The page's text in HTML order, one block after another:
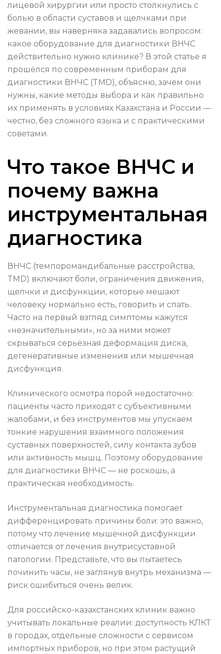
лицевой хирургии или просто столкнулись с
болью в области суставов и щелчками при
жевании, вы наверняка задавались вопросом:
какое оборудование для диагностики ВНЧС
действительно нужно клинике? В этой статье я
прошёлся по современным приборам для
диагностики ВНЧС (TMD), объясню, зачем они
нужны, какие методы выбора и как правильно
их применять в условиях Казахстана и России —
честно, без сложного языка и с практическими
советами.
Что такое ВНЧС и
почему важна
инструментальная
диагностика
ВНЧС (темпоромандибальные расстройства,
TMD) включают боли, ограничения движения,
щелчки и дисфункции, которые мешают
человеку нормально есть, говорить и спать.
Часто на первый взгляд симптомы кажутся
«незначительными», но за ними может
скрываться серьёзная деформация диска,
дегенеративные изменения или мышечная
дисфункция.
Клинического осмотра порой недостаточно:
пациенты часто приходят с субъективными
жалобами, и без инструментов мы упускаем
тонкие нарушения взаимного положения
суставных поверхностей, силу контакта зубов
или активность мышц. Поэтому оборудование
для диагностики ВНЧС — не роскошь, а
практическая необходимость.
Инструментальная диагностика помогает
дифференцировать причины боли: это важно,
потому что лечение мышечной дисфункции
отличается от лечения внутрисуставной
патологии. Представьте, что вы пытаетесь
починить часы, не заглянув внутрь механизма —
риск ошибиться очень велик.
Для российско-казахстанских клиник важно
учитывать локальные реалии: доступность КЛКТ
в городах, отдельные сложности с сервисом
импортных приборов, но при этом растущий